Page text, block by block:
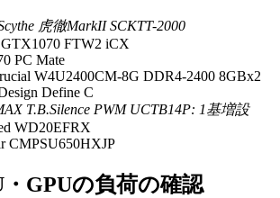
虎徹MarkII SCKTT-2000
FTW2 iCX
PC Mate
W4U2400CM-8G DDR4-2400 8GBx2
Define C
T.B.Silence PWM UCTB14P: 1基増設
WD20EFRX
CMPSU650HXJP
GPUの負荷の確認